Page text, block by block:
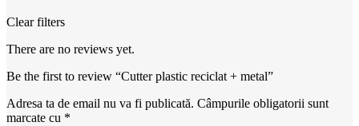
Clear filters
There are no reviews yet.
Be the first to review “Cutter plastic reciclat + metal”
Adresa ta de email nu va fi publicată. Câmpurile obligatorii sunt
marcate cu *